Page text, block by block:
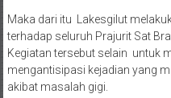
Maka dari itu Lakesgilut
terhadap seluruh Prajurit Sat
Kegiatan tersebut selain untuk
mengantisipasi kejadian yang
akibat masalah gigi.